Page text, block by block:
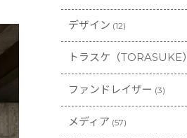
デザイン (12)
トラスケ（TORASUKE）
ファンドレイザー (3)
メディア (57)